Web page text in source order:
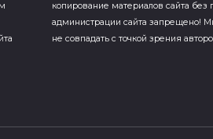
копирование материалов сайта
администрации сайта запрещено!
не совпадать с точкой зрения